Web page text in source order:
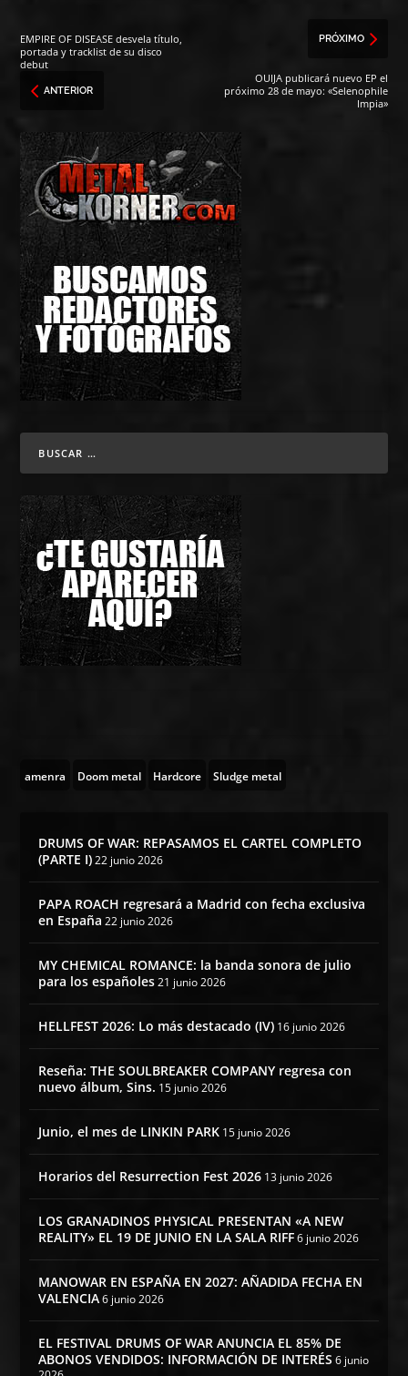
EMPIRE OF DISEASE desvela título,
portada y tracklist de su disco
debut
ANTERIOR
PRÓXIMO
OUIJA publicará nuevo EP el
próximo 28 de mayo: «Selenophile
Impia»
amenra Doom metal Hardcore Sludge metal
DRUMS OF WAR: REPASAMOS EL CARTEL COMPLETO
(PARTE I) 22 junio 2026
PAPA ROACH regresará a Madrid con fecha exclusiva
en España 22 junio 2026
MY CHEMICAL ROMANCE: la banda sonora de julio
para los españoles 21 junio 2026
HELLFEST 2026: Lo más destacado (IV) 16 junio 2026
Reseña: THE SOULBREAKER COMPANY regresa con
nuevo álbum, Sins. 15 junio 2026
Junio, el mes de LINKIN PARK 15 junio 2026
Horarios del Resurrection Fest 2026 13 junio 2026
LOS GRANADINOS PHYSICAL PRESENTAN «A NEW
REALITY» EL 19 DE JUNIO EN LA SALA RIFF 6 junio 2026
MANOWAR EN ESPAÑA EN 2027: AÑADIDA FECHA EN
VALENCIA 6 junio 2026
EL FESTIVAL DRUMS OF WAR ANUNCIA EL 85% DE
ABONOS VENDIDOS: INFORMACIÓN DE INTERÉS 6 junio